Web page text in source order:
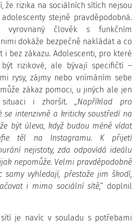
že rizika na sociálních sítích nejsou
stejně pravděpodobná.
vyrovnaný člověk s funkčním
dokáže bezpečně nakládat a co
i bez zákazu. Adolescenti, pro které
rizikové, ale bývají specifičtí –
rysy, zájmy nebo vnímáním sebe
zákaz pomoci, u jiných ale jen
i zhoršit.
„Například pro
se intenzivně a kriticky soustředí na
být úleva, když budou méně vídat
těl na Instagramu. K přijetí
nejistoty, zda odpovídá ideálu
nepomůže. Velmi pravděpodobně
samy vyhledají, přestože jim škodí,
i mimo sociální sítě,“ doplnil
je navíc v souladu s potřebami